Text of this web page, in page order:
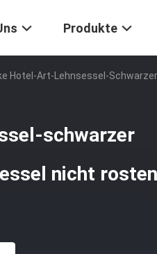
Produkte
Hotel-Art-Lehnsessel-
schwarzer
nicht